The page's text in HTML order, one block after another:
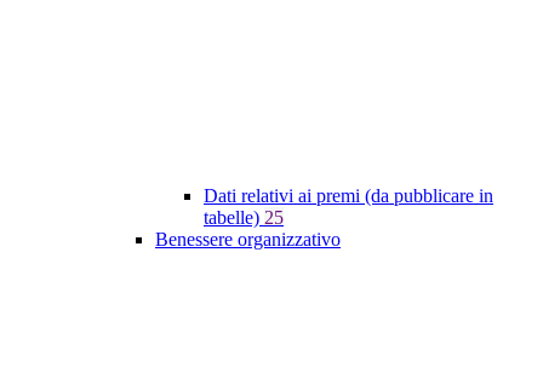
Dati relativi ai premi (da pubblicare in
tabelle) 25
Benessere organizzativo